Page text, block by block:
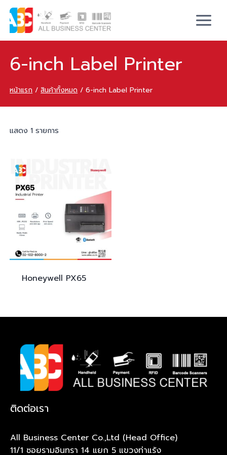
6-inch Label Printer
หน้าแรก / สินค้าทั้งหมด / 6-inch Label Printer
แสดง 1 รายการ
Honeywell PX65
ติดต่อเรา
All Business Center Co.,Ltd (Head Office)
11/1 ซอยรามอินทรา 14 แยก 5 แขวงท่าแร้ง